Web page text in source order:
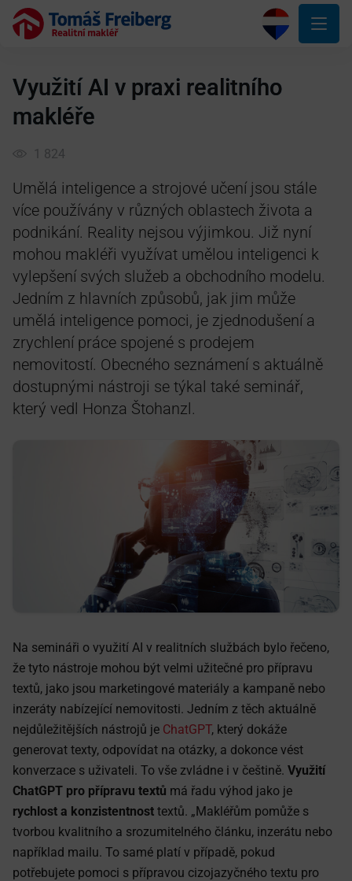
Využití AI v praxi realitního
makléře
1 824
Umělá inteligence a strojové učení jsou stále
více používány v různých oblastech života a
podnikání. Reality nejsou výjimkou. Již nyní
mohou makléři využívat umělou inteligenci k
vylepšení svých služeb a obchodního modelu.
Jedním z hlavních způsobů, jak jim může
umělá inteligence pomoci, je zjednodušení a
zrychlení práce spojené s prodejem
nemovitostí. Obecného seznámení s aktuálně
dostupnými nástroji se týkal také seminář,
který vedl Honza Štohanzl.
Na semináři o využití AI v realitních službách bylo řečeno,
že tyto nástroje mohou být velmi užitečné pro přípravu
textů, jako jsou marketingové materiály a kampaně nebo
inzeráty nabízející nemovitosti. Jedním z těch aktuálně
nejdůležitějších nástrojů je ChatGPT, který dokáže
generovat texty, odpovídat na otázky, a dokonce vést
konverzace s uživateli. To vše zvládne i v češtině. Využití
ChatGPT pro přípravu textů má řadu výhod jako je
rychlost a konzistentnost textů. „Makléřům pomůže s
tvorbou kvalitního a srozumitelného článku, inzerátu nebo
například mailu. To samé platí v případě, pokud
potřebujete pomoci s přípravou cizojazyčného textu pro